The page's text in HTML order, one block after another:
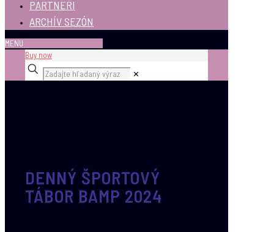
PARTNERI
ARCHÍV SEZÓN
MENU
Buy now
✕
DENNÝ ŠPORTOVÝ
TÁBOR BAMP 2024